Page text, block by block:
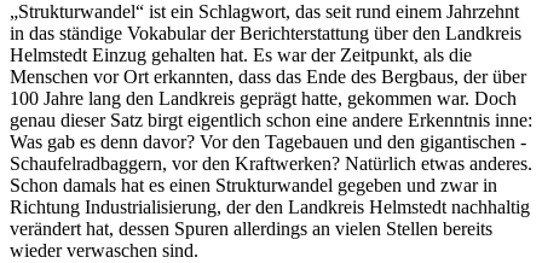
„Strukturwandel“ ist ein Schlagwort, das seit rund einem Jahrzehnt
in das ständige Vokabular der Berichterstattung über den Landkreis
Helmstedt Einzug gehalten hat. Es war der Zeitpunkt, als die
Menschen vor Ort erkannten, dass das Ende des Bergbaus, der über
100 Jahre lang den Landkreis geprägt hatte, gekommen war. Doch
genau dieser Satz birgt eigentlich schon eine andere Erkenntnis inne:
Was gab es denn davor? Vor den Tagebauen und den gigantischen -
Schaufelradbaggern, vor den Kraftwerken? Natürlich etwas anderes.
Schon damals hat es einen Strukturwandel gegeben und zwar in
Richtung Industrialisierung, der den Landkreis Helmstedt nachhaltig
verändert hat, dessen Spuren allerdings an vielen Stellen bereits
wieder verwaschen sind.